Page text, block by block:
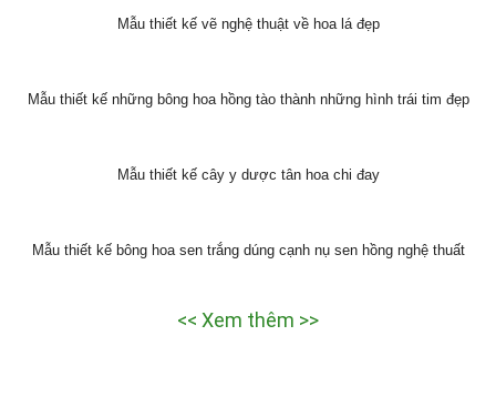
Mẫu thiết kế vẽ nghệ thuật về hoa lá đẹp
Mẫu thiết kế những bông hoa hồng tào thành những hình trái tim đẹp
Mẫu thiết kế cây y dược tân hoa chi đay
Mẫu thiết kế bông hoa sen trắng dúng cạnh nụ sen hồng nghệ thuất
<< Xem thêm >>